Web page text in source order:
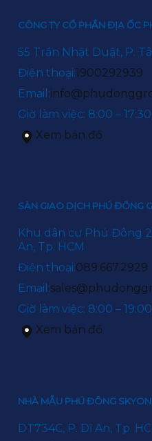
CÔNG TY CỔ PHẦN ĐỊA ỐC
55 Trần Nhật Duật, P.
Điện thoại:1900292939
Email:
Giờ làm việc: 8:00 –
Xem bản đồ
SÀN GIAO DỊCH PHÚ ĐÔNG
Khu dân cư Phú Đông
An, Tp. HCM
Điện thoại:089.667.2929
Email:
Giờ làm việc: 8:00 –
Xem bản đồ
NHÀ MẪU PHÚ ĐÔNG
DT734C, P. Dĩ An, Tp.